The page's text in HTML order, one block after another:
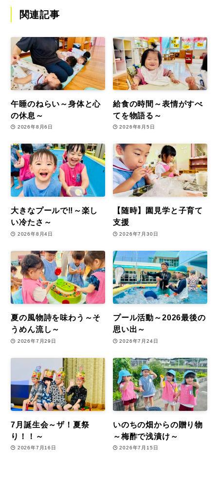
関連記事
午睡のねらい～身体と心
の休息～
2026年8月6日
給食の時間～表情がすべ
てを物語る～
2026年8月5日
大きなプールで‼～楽し
い冷たさ～
2026年8月4日
【随時】園見学と子育て
支援
2026年7月30日
夏の風物詩を味わう～そ
うめん流し～
2026年7月29日
プール活動～2026最後の
思い出～
2026年7月24日
7月誕生会～ザ！夏祭
り！！～
2026年7月16日
いのちの畑からの贈り物
～梅酢で浅漬け～
2026年7月15日